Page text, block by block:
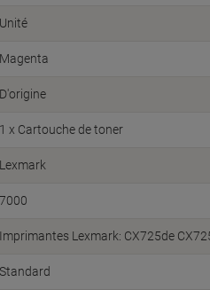
Unité
Magenta
D'origine
1 x Cartouche de toner
Lexmark
7000
Imprimantes Lexmark: CX725de
Standard